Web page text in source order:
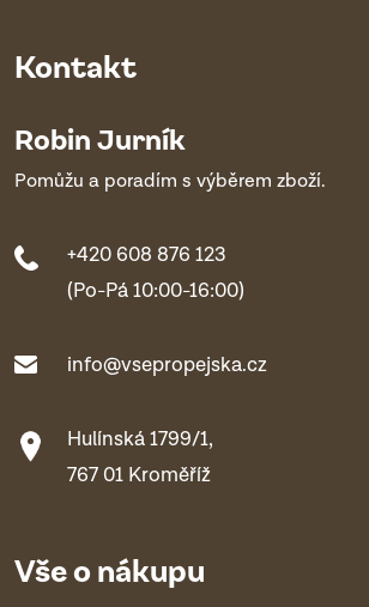
Kontakt
Robin Jurník
Pomůžu a poradím s výběrem zboží.
+420 608 876 123
(Po-Pá 10:00-16:00)
info@vsepropejska.cz
Hulínská 1799/1,
767 01 Kroměříž
Vše o nákupu